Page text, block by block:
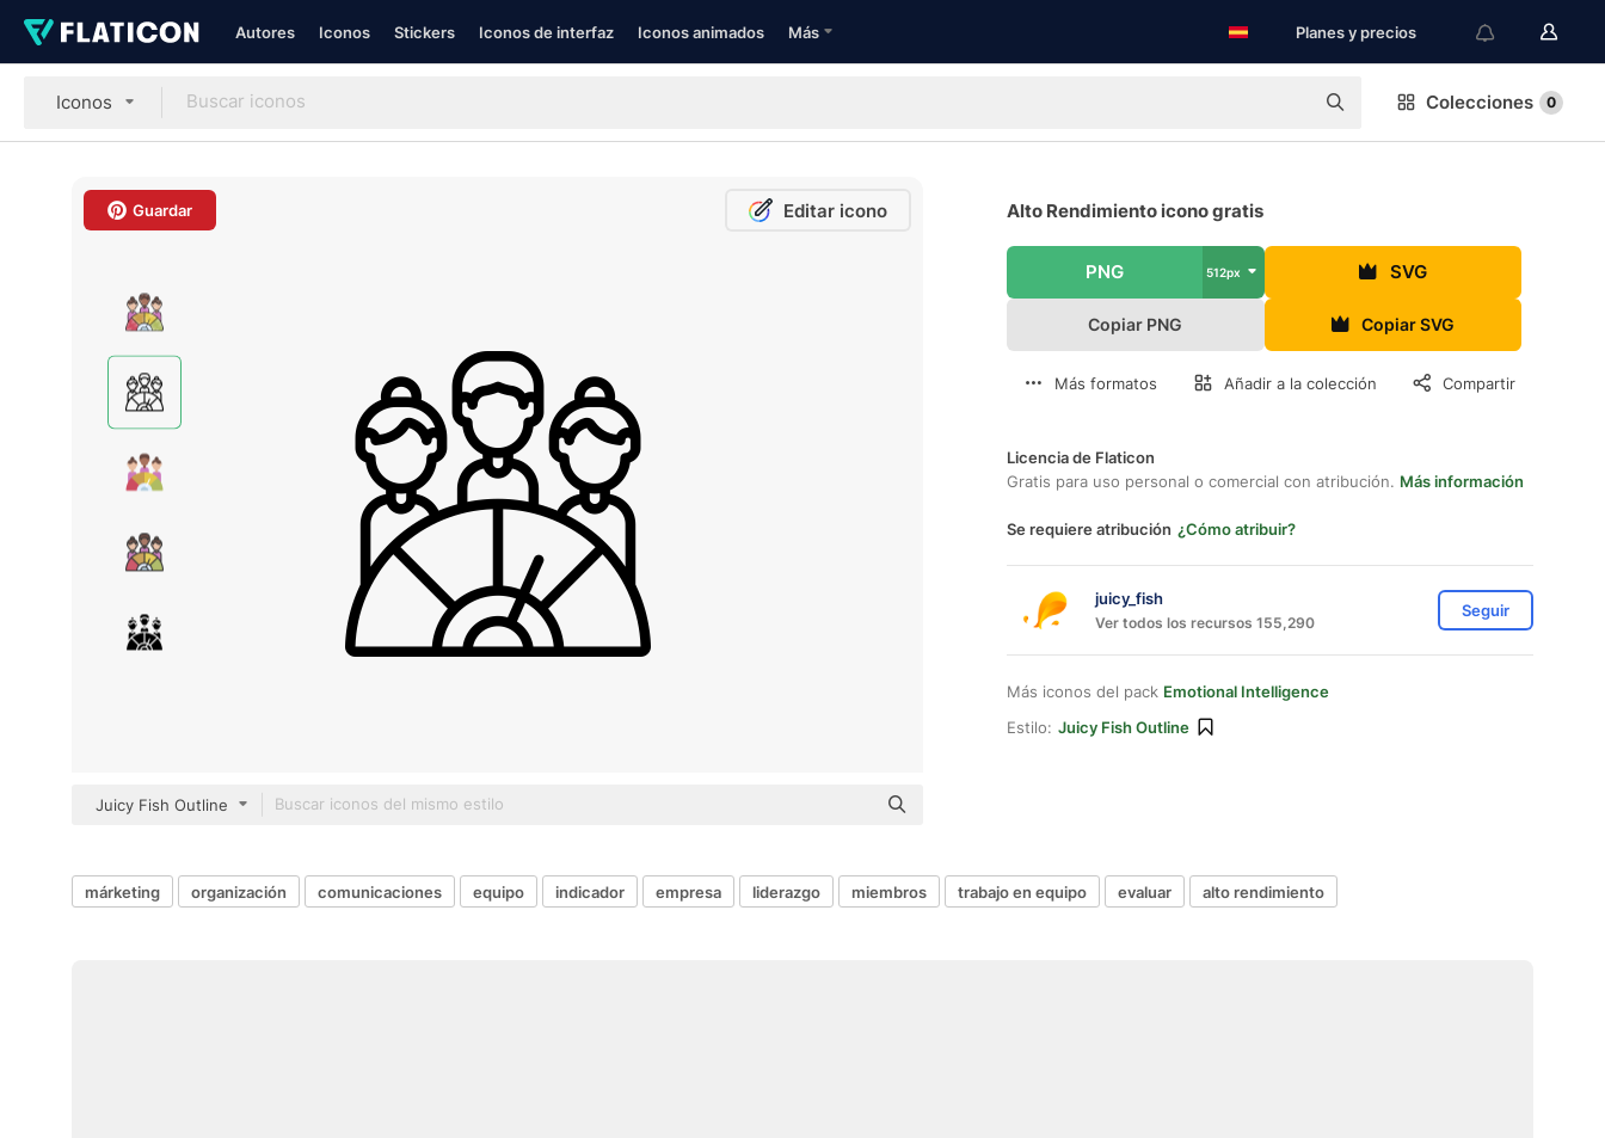
Autores Iconos Stickers Iconos de interfaz Iconos animados Más Planes y precios
Iconos Colecciones 0
Guardar Editar icono
Juicy Fish Outline
Alto Rendimiento icono gratis
PNG 512px SVG
Copiar PNG Copiar SVG
Más formatos Añadir a la colección Compartir
Licencia de Flaticon
Gratis para uso personal o comercial con atribución. Más información
Se requiere atribución ¿Cómo atribuir?
juicy_fish
Ver todos los recursos 155,290
Seguir
Más iconos del pack Emotional Intelligence
Estilo: Juicy Fish Outline
márketing organización comunicaciones equipo indicador empresa liderazgo miembros trabajo en equipo evaluar alto rendimiento